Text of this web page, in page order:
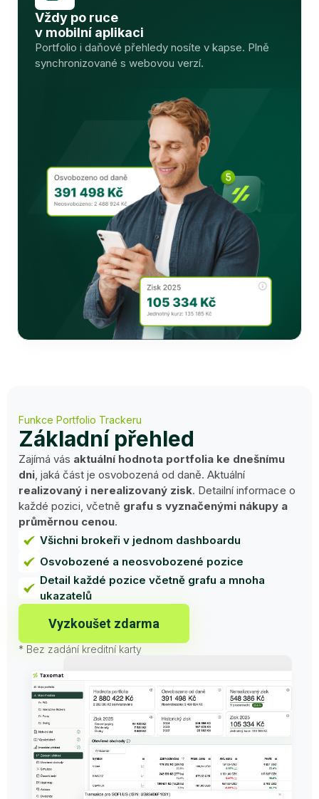
Vždy po ruce
v mobilní aplikaci
Portfolio i daňové přehledy nosíte v kapse. Plně
synchronizované s webovou verzí.
Funkce Portfolio Trackeru
Základní přehled
Zajímá vás aktuální hodnota portfolia ke dnešnímu
dni, jaká část je osvobozená od daně. Aktuální
realizovaný i nerealizovaný zisk. Detailní informace o
každé pozici, včetně grafu s vyznačenými nákupy a
průměrnou cenou.
Všichni brokeři v jednom dashboardu
Osvobozené a neosvobozené pozice
Detail každé pozice včetně grafu a mnoha
ukazatelů
Vyzkoušet zdarma
* Bez zadání kreditní karty